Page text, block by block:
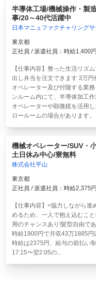
半導体工場/機械操作・製
事/20～40代活躍中
日本マニュファクチャリング
東京都
正社員 / 派遣社員：時給1,400円
【仕事内容】整った生活リズ
出し弁当を注文できます 3万
オペレーター及び付随する業
ンルーム内にて、半導体加工
オペレーターや顕微鏡を活用
ロールームの場合があります
機械オペレーター/SUV・
土日休み中心/寮無料
株式会社平山
東京都
正社員 / 派遣社員：時給2,375円
【仕事内容】<協力しながら
めるため、一人で抱え込むこ
用のチャンスあり!髪型自由で
時給1900円で月収43万1885円
時給は2375円、給与の前払い
17:15〜翌2:05の...